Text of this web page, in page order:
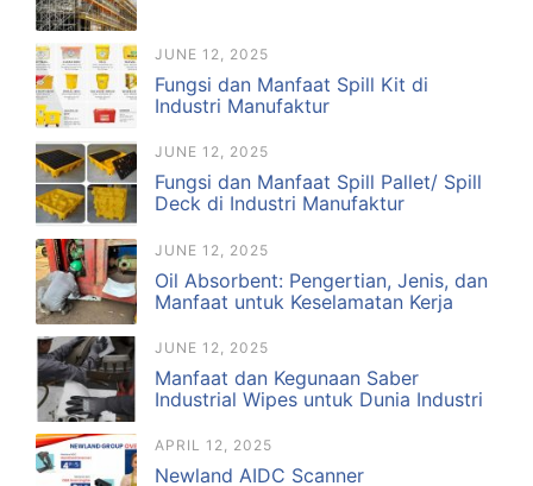
JUNE 12, 2025
Fungsi dan Manfaat Spill Kit di
Industri Manufaktur
JUNE 12, 2025
Fungsi dan Manfaat Spill Pallet/ Spill
Deck di Industri Manufaktur
JUNE 12, 2025
Oil Absorbent: Pengertian, Jenis, dan
Manfaat untuk Keselamatan Kerja
JUNE 12, 2025
Manfaat dan Kegunaan Saber
Industrial Wipes untuk Dunia Industri
APRIL 12, 2025
Newland AIDC Scanner